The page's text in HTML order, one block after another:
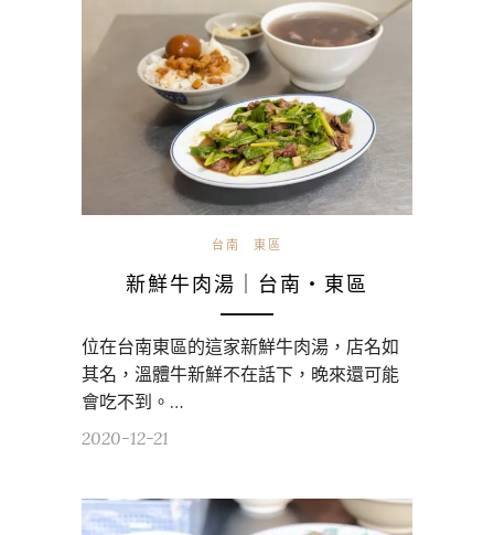
台南 東區
新鮮牛肉湯｜台南・東區
位在台南東區的這家新鮮牛肉湯，店名如
其名，溫體牛新鮮不在話下，晚來還可能
會吃不到。…
2020-12-21